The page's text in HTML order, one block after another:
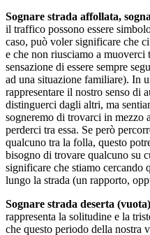
Sognare strada affollata,
il traffico possono essere
caso, può voler significare che
e che non riusciamo a muoverci
sensazione di essere sempre
ad una situazione familiare). In
rappresentare il nostro senso di
distinguerci dagli altri, ma
sogneremo di trovarci in mezzo
perderci tra essa. Se però
qualcuno tra la folla, questo
bisogno di trovare qualcuno su
significare che stiamo cercando
lungo la strada (un rapporto,
Sognare strada deserta
rappresenta la solitudine e la
che questo periodo della nostra